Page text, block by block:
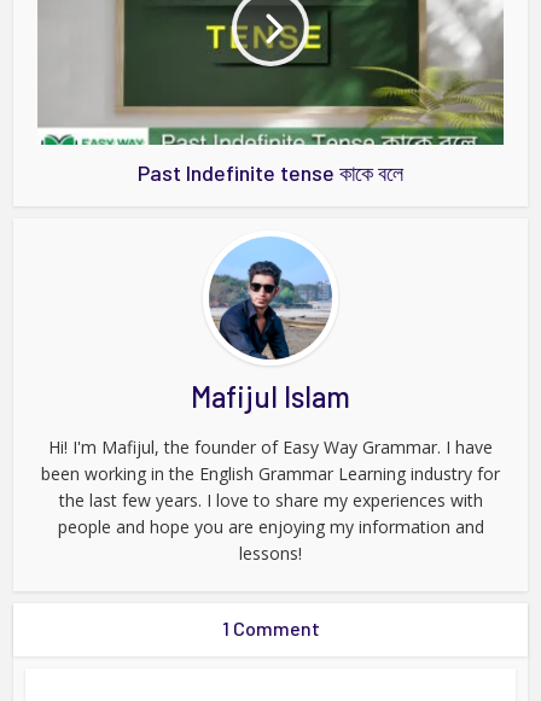
Past Indefinite tense কাকে বলে
Mafijul Islam
Hi! I'm Mafijul, the founder of Easy Way Grammar. I have
been working in the English Grammar Learning industry for
the last few years. I love to share my experiences with
people and hope you are enjoying my information and
lessons!
1 Comment